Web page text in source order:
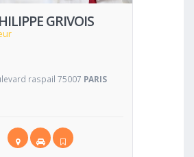
GRIVOIS
raspail 75007 PARIS